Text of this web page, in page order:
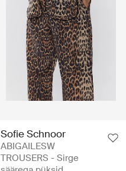
Sofie Schnoor
ABIGAILESW
TROUSERS - Sirge